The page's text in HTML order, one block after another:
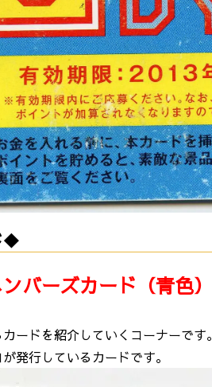
◆
バーズカード（青色）
ードを紹介していくコーナーです。
発行しているカードです。